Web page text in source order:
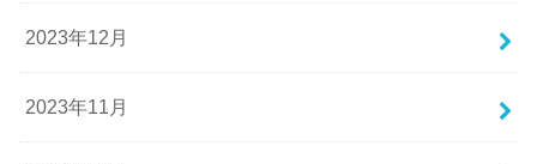
2023年12月
2023年11月